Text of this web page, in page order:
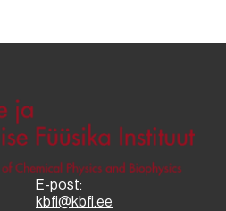
E-post:
kbfi@kbfi.ee